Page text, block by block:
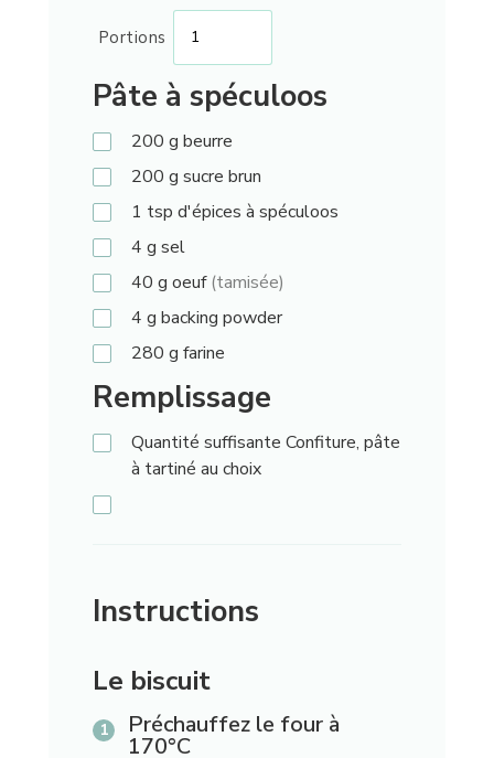
Portions
Pâte à spéculoos
200 g beurre
200 g sucre brun
1 tsp d'épices à spéculoos
4 g sel
40 g oeuf(tamisée)
4 g backing powder
280 g farine
Remplissage
Quantité suffisante Confiture, pâte
à tartiné au choix
Instructions
Le biscuit
Préchauffez le four à
170°C